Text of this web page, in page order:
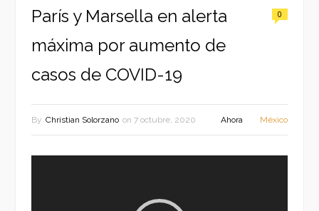
París y Marsella en alerta
máxima por aumento de
casos de COVID-19
0
By Christian Solorzano on 7 octubre, 2020 Ahora México